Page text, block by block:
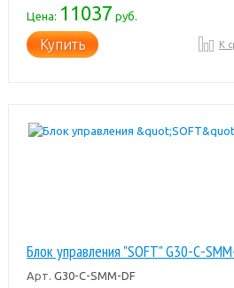
Цена: 11037 руб.
Купить К
Блок управления "SOFT" G30-С-
Арт. G30-C-SMM-DF